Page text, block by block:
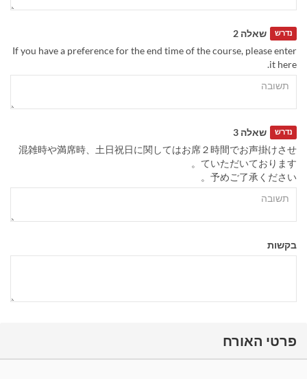
שאלה 2 נדרש
If you have a preference for the end time of the course, please enter
it here.
שאלה 3 נדרש
混雑時や満席時、土日祝日に関してはお席２時間でお声掛けさせ
ていただいております。
予めご了承ください。
בקשות
פרטי האורח